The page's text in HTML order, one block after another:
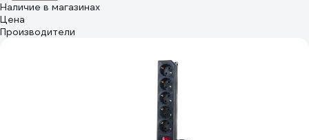
Наличие в магазинах
Цена
Производители